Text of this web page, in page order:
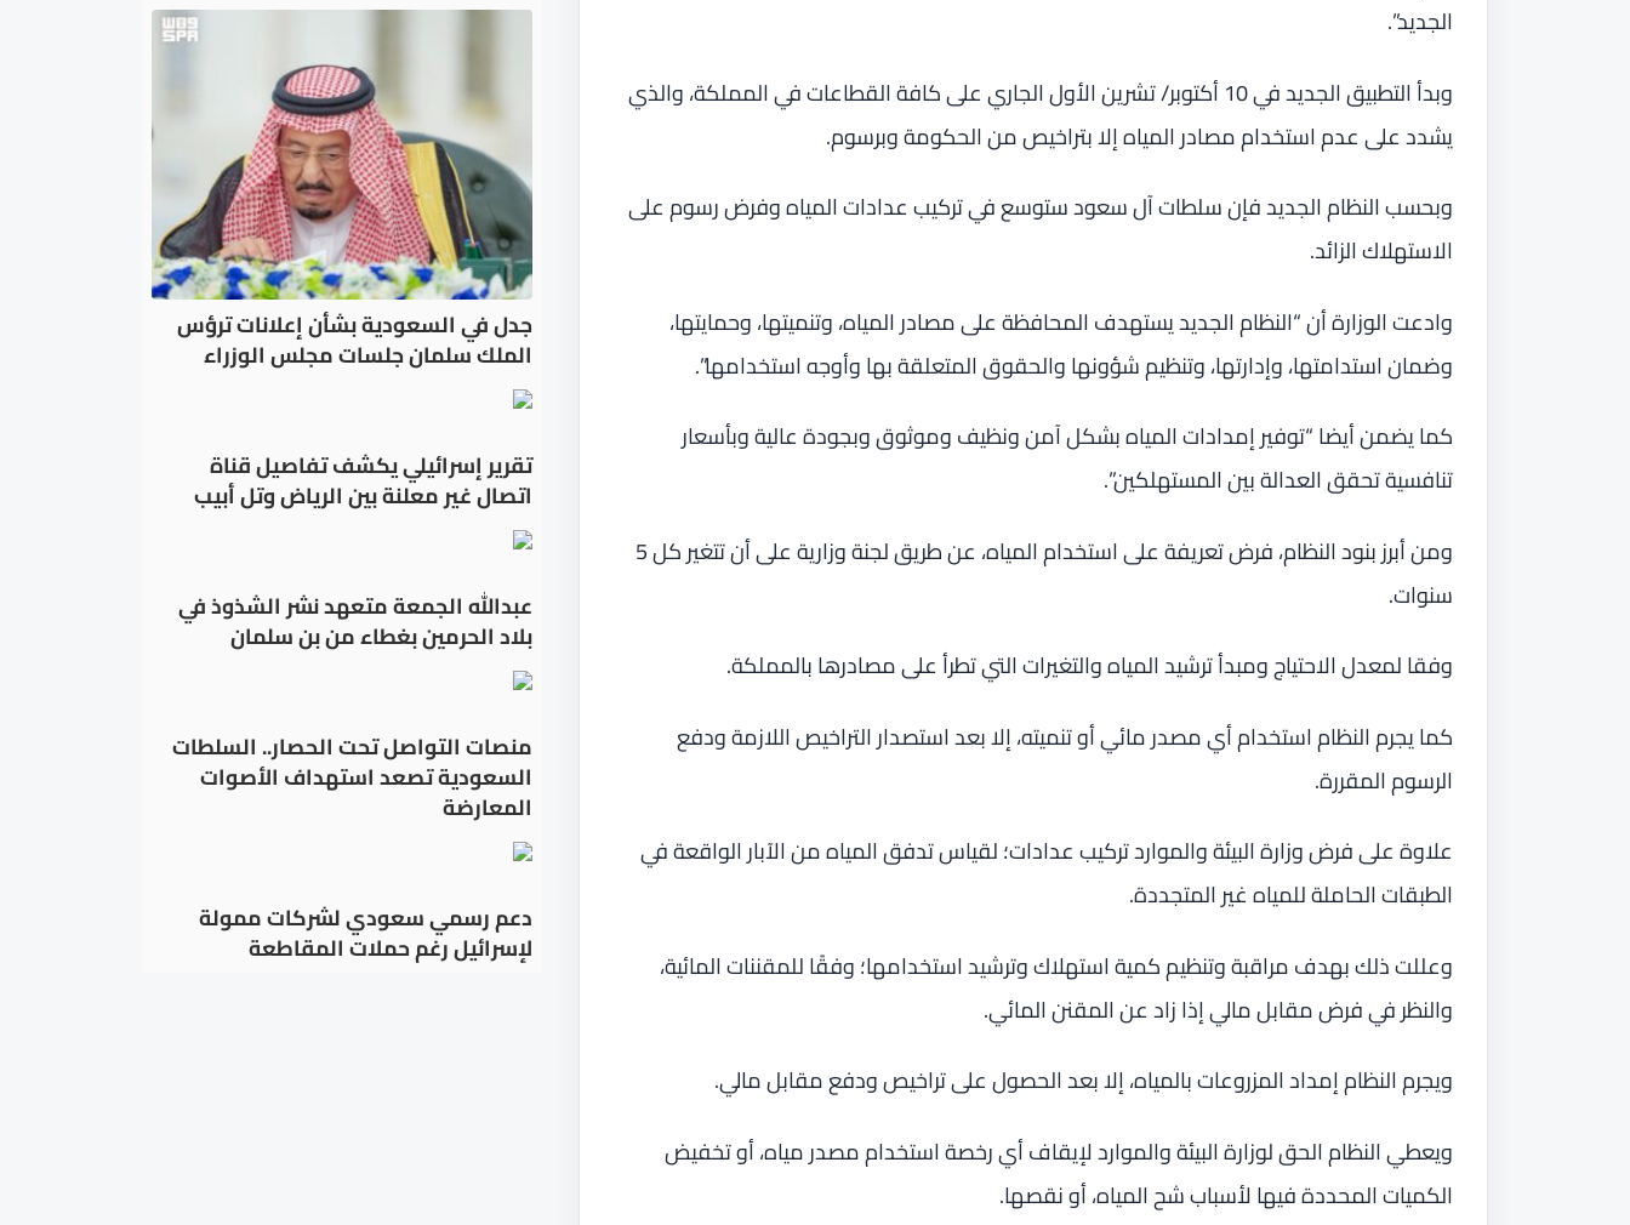
الجديد”.
وبدأ التطبيق الجديد في 10 أكتوبر/ تشرين الأول الجاري على كافة القطاعات في المملكة، والذي
يشدد على عدم استخدام مصادر المياه إلا بتراخيص من الحكومة وبرسوم.
وبحسب النظام الجديد فإن سلطات آل سعود ستوسع في تركيب عدادات المياه وفرض رسوم على
الاستهلاك الزائد.
وادعت الوزارة أن “النظام الجديد يستهدف المحافظة على مصادر المياه، وتنميتها، وحمايتها،
وضمان استدامتها، وإدارتها، وتنظيم شؤونها والحقوق المتعلقة بها وأوجه استخدامها”.
كما يضمن أيضا “توفير إمدادات المياه بشكل آمن ونظيف وموثوق وبجودة عالية وبأسعار
تنافسية تحقق العدالة بين المستهلكين”.
ومن أبرز بنود النظام، فرض تعريفة على استخدام المياه، عن طريق لجنة وزارية على أن تتغير كل 5
سنوات.
وفقا لمعدل الاحتياج ومبدأ ترشيد المياه والتغيرات التي تطرأ على مصادرها بالمملكة.
كما يجرم النظام استخدام أي مصدر مائي أو تنميته، إلا بعد استصدار التراخيص اللازمة ودفع
الرسوم المقررة.
علاوة على فرض وزارة البيئة والموارد تركيب عدادات؛ لقياس تدفق المياه من الآبار الواقعة في
الطبقات الحاملة للمياه غير المتجددة.
وعللت ذلك بهدف مراقبة وتنظيم كمية استهلاك وترشيد استخدامها؛ وفقًا للمقننات المائية،
والنظر في فرض مقابل مالي إذا زاد عن المقنن المائي.
ويجرم النظام إمداد المزروعات بالمياه، إلا بعد الحصول على تراخيص ودفع مقابل مالي.
ويعطي النظام الحق لوزارة البيئة والموارد لإيقاف أي رخصة استخدام مصدر مياه، أو تخفيض
الكميات المحددة فيها لأسباب شح المياه، أو نقصها.
جدل في السعودية بشأن إعلانات ترؤس
الملك سلمان جلسات مجلس الوزراء
تقرير إسرائيلي يكشف تفاصيل قناة
اتصال غير معلنة بين الرياض وتل أبيب
عبدالله الجمعة متعهد نشر الشذوذ في
بلاد الحرمين بغطاء من بن سلمان
منصات التواصل تحت الحصار.. السلطات
السعودية تصعد استهداف الأصوات
المعارضة
دعم رسمي سعودي لشركات ممولة
لإسرائيل رغم حملات المقاطعة